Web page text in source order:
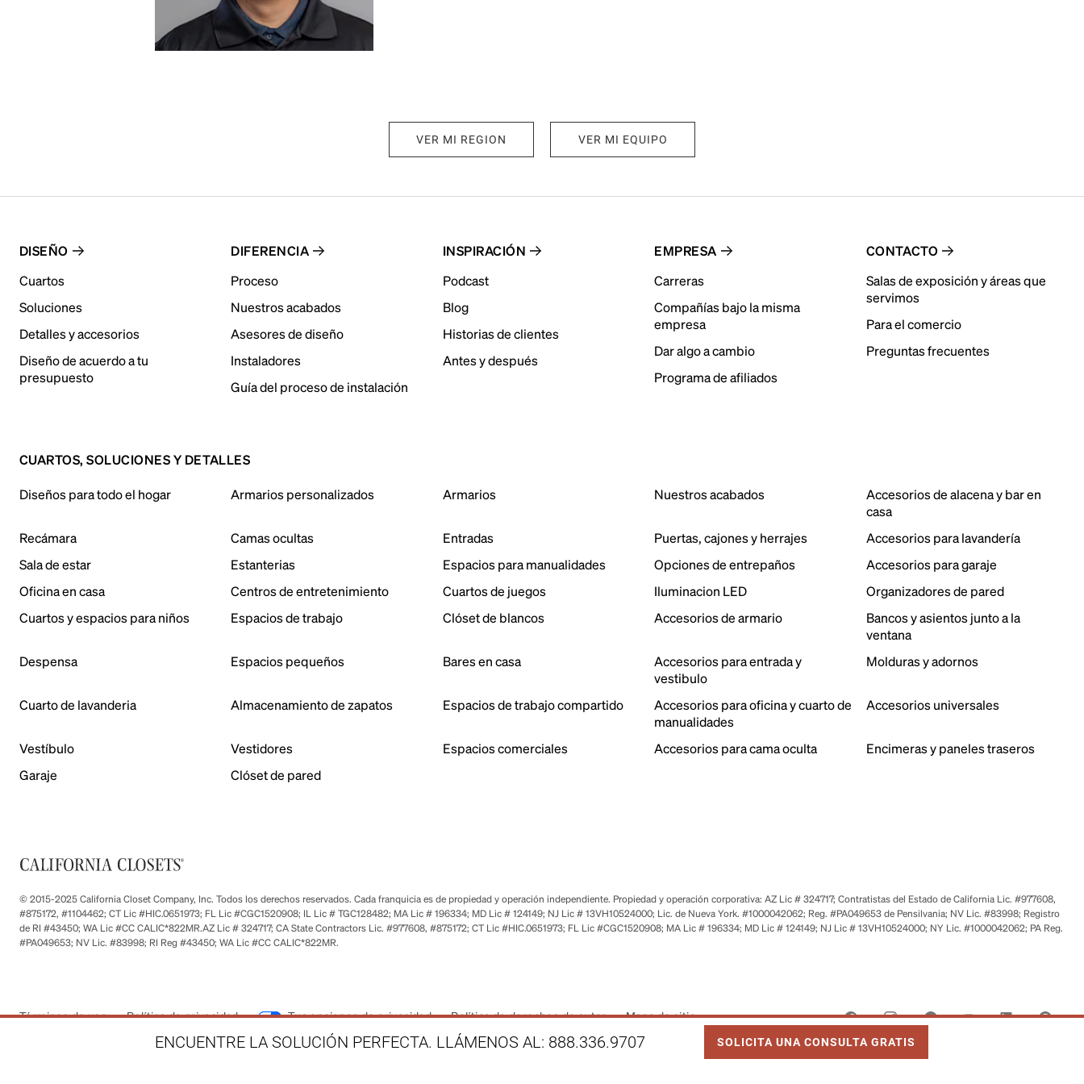
ENCUENTRE LA SOLUCIÓN PERFECTA. LLÁMENOS AL: 888.336.9707 SOLICITA UNA CONSULTA GRATIS
VER MI REGION VER MI EQUIPO
DISEÑO
Cuartos
Soluciones
Detalles y accesorios
Diseño de acuerdo a tu
presupuesto
DIFERENCIA
Proceso
Nuestros acabados
Asesores de diseño
Instaladores
Guía del proceso de instalación
INSPIRACIÓN
Podcast
Blog
Historias de clientes
Antes y después
EMPRESA
Carreras
Compañías bajo la misma
empresa
Dar algo a cambio
Programa de afiliados
CONTACTO
Salas de exposición y áreas que
servimos
Para el comercio
Preguntas frecuentes
CUARTOS, SOLUCIONES Y DETALLES
Diseños para todo el hogar Armarios personalizados Armarios Nuestros acabados
Accesorios de alacena y bar en
casa
Recámara
Camas ocultas Entradas Puertas, cajones y herrajes
Accesorios para lavandería
Sala de estar
Estanterias Espacios para manualidades Opciones de entrepaños
Accesorios para garaje
Oficina en casa
Centros de entretenimiento Cuartos de juegos Iluminacion LED
Organizadores de pared
Cuartos y espacios para niños
Espacios de trabajo Clóset de blancos Accesorios de armario
Bancos y asientos junto a la
ventana
Despensa
Espacios pequeños Bares en casa
Accesorios para entrada y
vestibulo
Molduras y adornos
Cuarto de lavanderia Almacenamiento de zapatos Espacios de trabajo compartido
Accesorios para oficina y cuarto de
manualidades
Accesorios universales
Vestíbulo Vestidores Espacios comerciales Accesorios para cama oculta
Encimeras y paneles traseros
Garaje
Clóset de pared
© 2015-2025 California Closet Company, Inc. Todos los derechos reservados. Cada franquicia es de propiedad y operación independiente. Propiedad y operación corporativa: AZ Lic # 324717; Contratistas del Estado de California Lic. #977608,
#875172, #1104462; CT Lic #HIC.0651973; FL Lic #CGC1520908; IL Lic # TGC128482; MA Lic # 196334; MD Lic # 124149; NJ Lic # 13VH10524000; Lic. de Nueva York. #1000042062; Reg. #PA049653 de Pensilvania; NV Lic. #83998; Registro
de RI #43450; WA Lic #CC CALIC*822MR.AZ Lic # 324717; CA State Contractors Lic. #977608, #875172; CT Lic #HIC.0651973; FL Lic #CGC1520908; MA Lic # 196334; MD Lic # 124149; NJ Lic # 13VH10524000; NY Lic. #1000042062; PA Reg.
#PA049653; NV Lic. #83998; RI Reg #43450; WA Lic #CC CALIC*822MR.
Términos de uso Política de privacidad Tus opciones de privacidad Política de derechos de autor Mapa de sitio